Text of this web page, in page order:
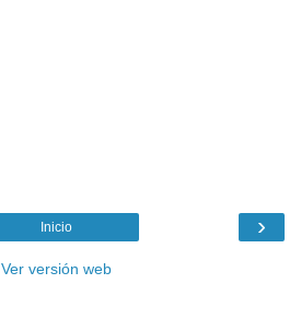
›
Inicio
Ver versión web